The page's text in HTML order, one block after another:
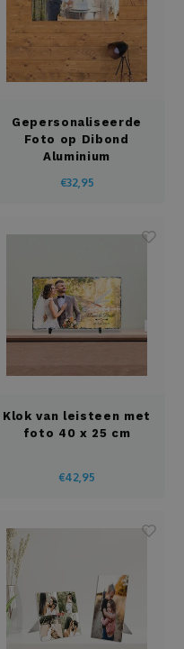
Gepersonaliseerde
Foto op Dibond
Aluminium
€32,95
Klok van leisteen met
foto 40 x 25 cm
€42,95